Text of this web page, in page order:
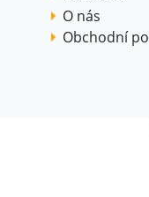
O nás
Obchodní